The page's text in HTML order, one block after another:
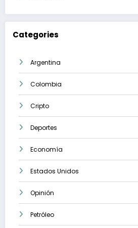
Categories
Argentina
Colombia
Cripto
Deportes
Economía
Estados Unidos
Opinión
Petróleo